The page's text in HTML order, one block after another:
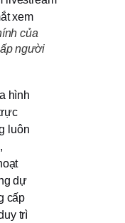
của
người
hình
luôn
dự
cấp
trì